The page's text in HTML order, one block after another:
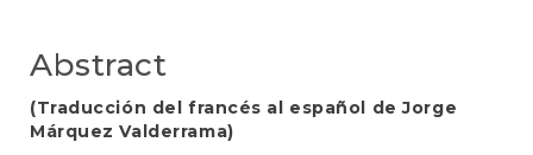
Abstract
(Traducción del francés al español de Jorge
Márquez Valderrama)